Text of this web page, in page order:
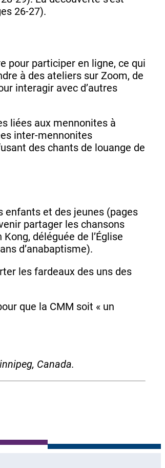
26-27).
pour participer en ligne, ce qui
à des ateliers sur Zoom, de
interagir avec d’autres
liées aux mennonites à
inter-mennonites
des chants de louange de
enfants et des jeunes (pages
partager les chansons
déléguée de l’Église
d’anabaptisme).
les fardeaux des uns des
que la CMM soit « un
Canada.